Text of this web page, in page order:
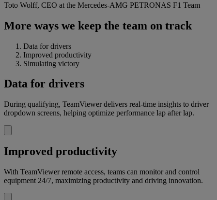
Toto Wolff, CEO at the Mercedes-AMG PETRONAS F1 Team
More ways we keep the team on track
Data for drivers
Improved productivity
Simulating victory
Data for drivers
During qualifying, TeamViewer delivers real-time insights to driver
dropdown screens, helping optimize performance lap after lap.
Improved productivity
With TeamViewer remote access, teams can monitor and control
equipment 24/7, maximizing productivity and driving innovation.